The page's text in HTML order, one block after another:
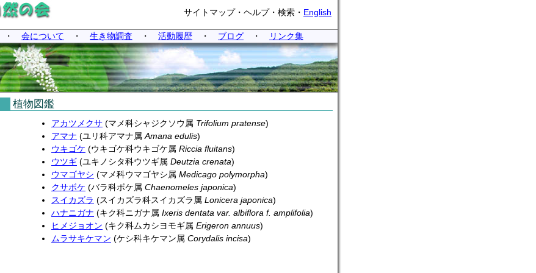
サイトマップ・ヘルプ・検索・ English
・ 会について ・ 生き物調査 ・ 活動履歴 ・ ブログ ・ リンク集
植物図鑑
アカツメクサ (マメ科シャジクソウ属 Trifolium pratense)
アマナ (ユリ科アマナ属 Amana edulis)
ウキゴケ (ウキゴケ科ウキゴケ属 Riccia fluitans)
ウツギ (ユキノシタ科ウツギ属 Deutzia crenata)
ウマゴヤシ (マメ科ウマゴヤシ属 Medicago polymorpha)
クサボケ (バラ科ボケ属 Chaenomeles japonica)
スイカズラ (スイカズラ科スイカズラ属 Lonicera japonica)
ハナニガナ (キク科ニガナ属 Ixeris dentata var. albiflora f. amplifolia)
ヒメジョオン (キク科ムカシヨモギ属 Erigeron annuus)
ムラサキケマン (ケシ科キケマン属 Corydalis incisa)